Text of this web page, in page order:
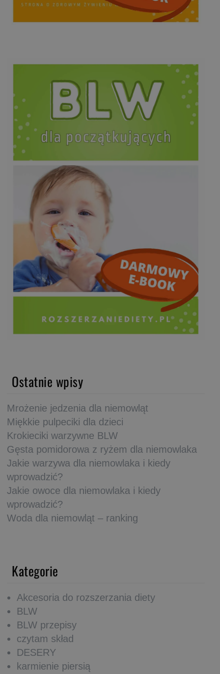
Ostatnie wpisy
Mrożenie jedzenia dla niemowląt
Miękkie pulpeciki dla dzieci
Krokieciki warzywne BLW
Gęsta pomidorowa z ryżem dla niemowlaka
Jakie warzywa dla niemowlaka i kiedy
wprowadzić?
Jakie owoce dla niemowlaka i kiedy
wprowadzić?
Woda dla niemowląt – ranking
Kategorie
Akcesoria do rozszerzania diety
BLW
BLW przepisy
czytam skład
DESERY
karmienie piersią